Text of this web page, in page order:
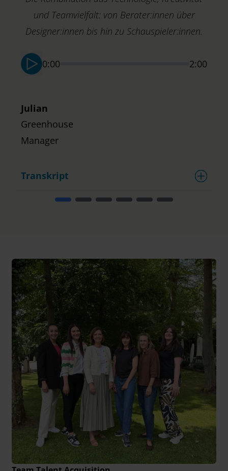
und Teamvielfalt: von Berater:innen über
Designer:innen bis hin zu Schauspieler:innen.
0:00 2:00
Julian
Greenhouse
Manager
Transkript